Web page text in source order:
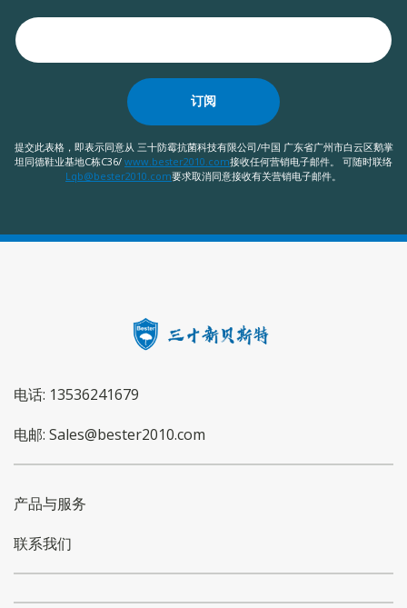
订阅
提交此表格，即表示同意从 三十防霉抗菌科技有限公司/中国 广东省广州市白云区鹅掌
坦同德鞋业基地C栋C36/ www.bester2010.com接收任何营销电子邮件。 可随时联络
Lqb@bester2010.com要求取消同意接收有关营销电子邮件。
电话: 13536241679
电邮: Sales@bester2010.com
产品与服务
联系我们